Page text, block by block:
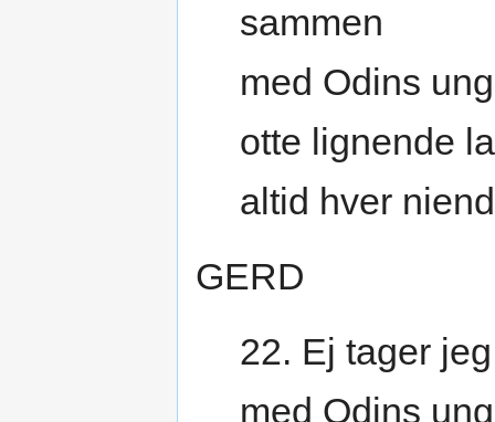
sammen
med Odins
otte lignende
altid hver
GERD
22. Ej tager
med Odins